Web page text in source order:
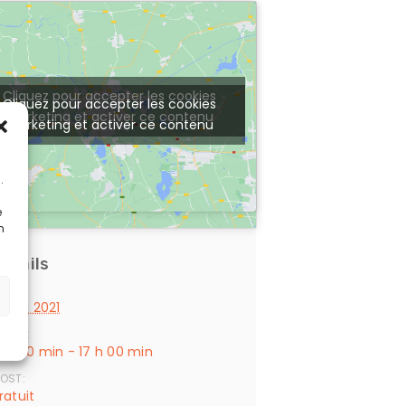
Cliquez pour accepter les cookies
marketing et activer ce contenu
Cliquez pour accepter les cookies
marketing et activer ce contenu
Détails
juin 2021
:
15 h 00 min - 17 h 00 min